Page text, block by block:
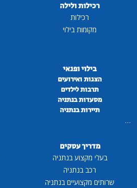
רכילות ולילה
רכילות
מקומות בילוי
בילוי ופנאי
הצגות ואירועים
תרבות לילדים
מסעדות בנתניה
תיירות בנתניה
...
מדריך עסקים
בעלי מקצוע בנתניה
רכב בנתניה
שרותים מקצועיים בנתניה